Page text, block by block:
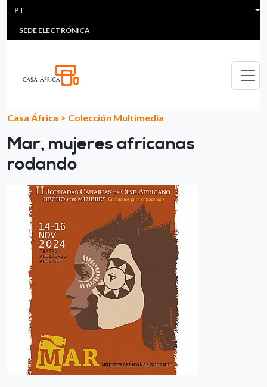
Passar para o conteúdo principal
HEADER MENU
MULTIMEDIA
SEDE ELECTRÓNICA
PT
Casa África > Colección Multimedia
Mar, mujeres africanas
rodando